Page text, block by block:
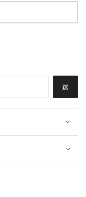
送
信